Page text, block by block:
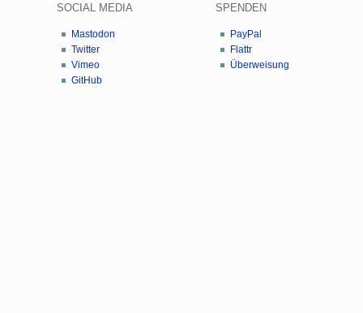
SOCIAL MEDIA
Mastodon
Twitter
Vimeo
GitHub
SPENDEN
PayPal
Flattr
Überweisung